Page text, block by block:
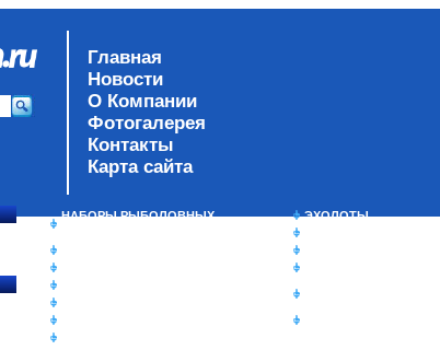
Главная
Новости
О Компании
Фотогалерея
Контакты
Карта сайта
НАБОРЫ РЫБОЛОВНЫХ
ЭХОЛОТЫ